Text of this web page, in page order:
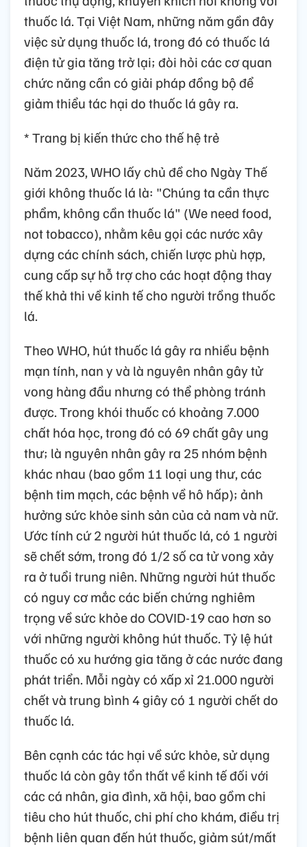
thuốc lá. Tại Việt Nam, những năm gần đây
việc sử dụng thuốc lá, trong đó có thuốc lá
điện tử gia tăng trở lại; đòi hỏi các cơ quan
chức năng cần có giải pháp đồng bộ để
giảm thiểu tác hại do thuốc lá gây ra.
* Trang bị kiến thức cho thế hệ trẻ
Năm 2023, WHO lấy chủ đề cho Ngày Thế
giới không thuốc lá là: "Chúng ta cần thực
phẩm, không cần thuốc lá" (We need food,
not tobacco), nhằm kêu gọi các nước xây
dựng các chính sách, chiến lược phù hợp,
cung cấp sự hỗ trợ cho các hoạt động thay
thế khả thi về kinh tế cho người trồng thuốc
lá.
Theo WHO, hút thuốc lá gây ra nhiều bệnh
mạn tính, nan y và là nguyên nhân gây tử
vong hàng đầu nhưng có thể phòng tránh
được. Trong khói thuốc có khoảng 7.000
chất hóa học, trong đó có 69 chất gây ung
thư; là nguyên nhân gây ra 25 nhóm bệnh
khác nhau (bao gồm 11 loại ung thư, các
bệnh tim mạch, các bệnh về hô hấp); ảnh
hưởng sức khỏe sinh sản của cả nam và nữ.
Ước tính cứ 2 người hút thuốc lá, có 1 người
sẽ chết sớm, trong đó 1/2 số ca tử vong xảy
ra ở tuổi trung niên. Những người hút thuốc
có nguy cơ mắc các biến chứng nghiêm
trọng về sức khỏe do COVID-19 cao hơn so
với những người không hút thuốc. Tỷ lệ hút
thuốc có xu hướng gia tăng ở các nước đang
phát triển. Mỗi ngày có xấp xỉ 21.000 người
chết và trung bình 4 giây có 1 người chết do
thuốc lá.
Bên cạnh các tác hại về sức khỏe, sử dụng
thuốc lá còn gây tổn thất về kinh tế đối với
các cá nhân, gia đình, xã hội, bao gồm chi
tiêu cho hút thuốc, chi phí cho khám, điều trị
bệnh liên quan đến hút thuốc, giảm sút/mất